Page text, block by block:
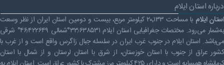
درباره استان ایلام
استان ایلام
با مساحت ۲۰٬۱۳۳ کیلومتر مربع، بیست و دومین استان ایران از نظر وسعت
به‌شمار می‌رود. مختصات جغرافیایی استان ایلام ۳۳٫۶۳۸۵۳۱°شمالی ۴۶٫۴۲۲۶۴۹° شرقی
می‌باشد. استان ایلام در جنوب غرب ایران در سلسله جبال زاگرس واقع است و از غرب با
کشور عراق از جنوب با استان خوزستان، از شرق با استان لرستان و از شمال با استان